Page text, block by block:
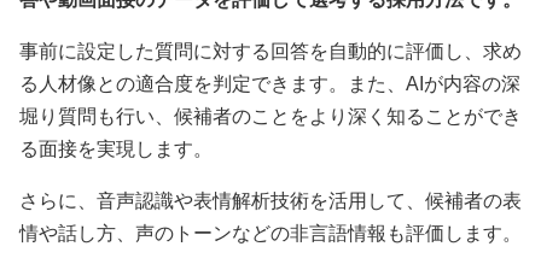
事前に設定した質問に対する回答を自動的に評価し、求め
る人材像との適合度を判定できます。また、AIが内容の深
堀り質問も行い、候補者のことをより深く知ることができ
る面接を実現します。
さらに、音声認識や表情解析技術を活用して、候補者の表
情や話し方、声のトーンなどの非言語情報も評価します。